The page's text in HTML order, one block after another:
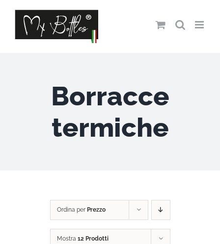
contenuto
Borracce
termiche
Ordina per Prezzo
Mostra 12 Prodotti